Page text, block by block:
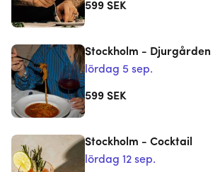
599 SEK
Stockholm - Djurgården
lördag 5 sep.
599 SEK
Stockholm - Cocktail
lördag 12 sep.